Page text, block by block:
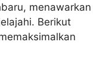
menawarkan
Berikut